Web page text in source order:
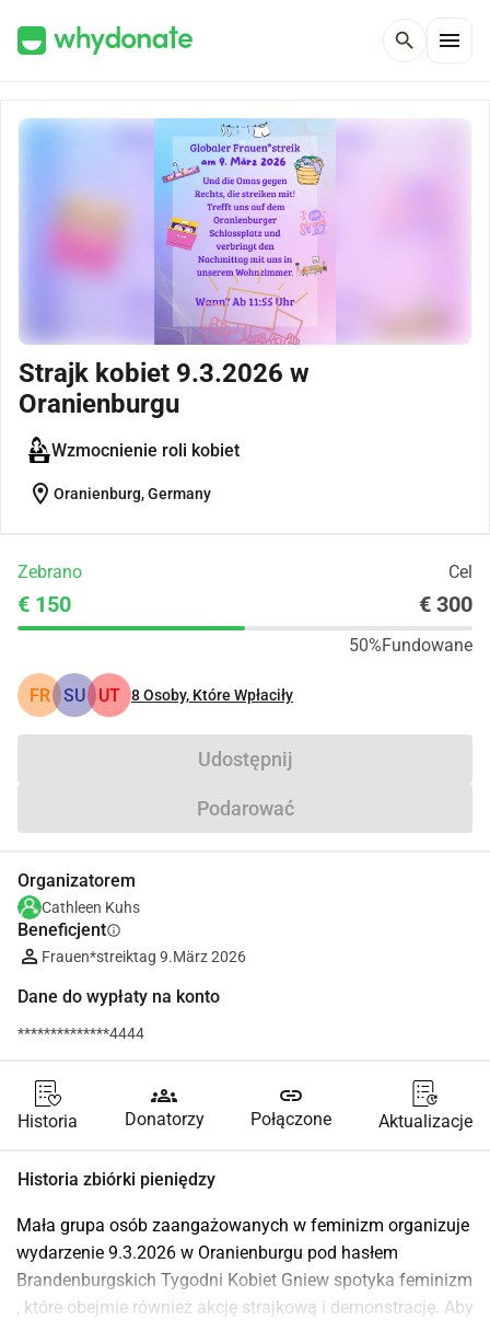
search menu
Strajk kobiet 9.3.2026 w
Oranienburgu
Wzmocnienie roli kobiet
location_on Oranienburg, Germany
Zebrano Cel
€ 150 € 300
50%Fundowane
FR SU UT 8Osoby, Które Wpłaciły
Udostępnij
Podarować
Organizatorem
Cathleen Kuhs
Beneficjentinfo
Frauen*streiktag 9.März 2026
Dane do wypłaty na konto
**************4444
Historia
groups
Donatorzy
link
Połączone Aktualizacje
Historia zbiórki pieniędzy
Mała grupa osób zaangażowanych w feminizm organizuje
wydarzenie 9.3.2026 w Oranienburgu pod hasłem
Brandenburgskich Tygodni Kobiet Gniew spotyka feminizm
, które obejmie również akcję strajkową i demonstrację. Aby